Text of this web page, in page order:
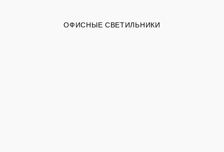
ОФИСНЫЕ СВЕТИЛЬНИКИ